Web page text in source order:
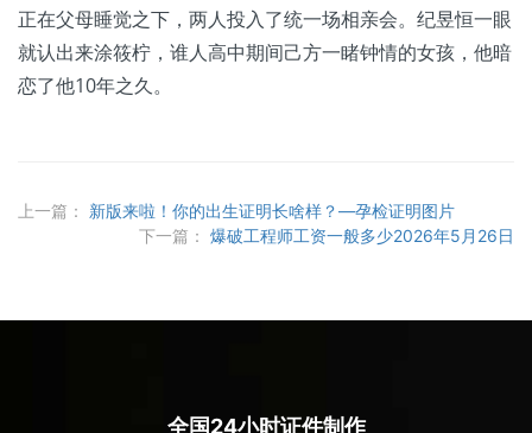
正在父母睡觉之下，两人投入了统一场相亲会。纪昱恒一眼
就认出来涂筱柠，谁人高中期间己方一睹钟情的女孩，他暗
恋了他10年之久。
上一篇：
新版来啦！你的出生证明长啥样？—孕检证明图片
下一篇： 爆破工程师工资一般多少2026年5月26日
全国24小时证件制作